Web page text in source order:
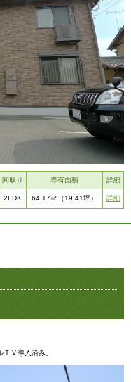
間取り 専有面積 詳細
2LDK 64.17㎡ （19.41坪） 詳細
Ｖ導入済み。